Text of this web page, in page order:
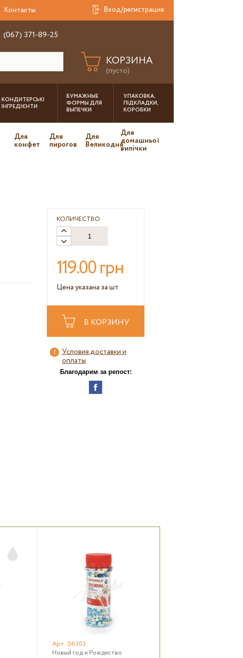
Контакты Вход/регистрация
(067) 371-89-25
КОРЗИНА
(пусто)
КОНДИТЕРСЬКІ
ІНГРЕДІЄНТИ
БУМАЖНЫЕ
ФОРМЫ ДЛЯ
ВЫПЕЧКИ
УПАКОВКА,
ПІДКЛАДКИ,
КОРОБКИ
Для
конфет
Для
пирогов
Для
Великодня
Для
домашньої
випічки
КОЛИЧЕСТВО
119.00 грн
Цена указана за шт
В КОРЗИНУ
Условия доставки и
оплаты
Благодарим за репост:
Арт: 06303
Новый год и Рождество